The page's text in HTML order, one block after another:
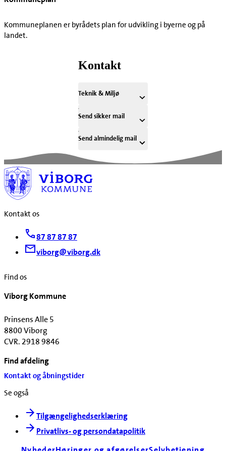
Kommuneplanen er byrådets plan for udvikling i byerne og på
landet.
Kontakt
Teknik & Miljø
Send sikker mail
Send almindelig mail
Kontakt os
87 87 87 87
viborg@viborg.dk
Find os
Viborg Kommune
Prinsens Alle 5
8800 Viborg
CVR. 2918 9846
Find afdeling
Kontakt og åbningstider
Se også
Tilgængelighedserklæring
Privatlivs- og persondatapolitik